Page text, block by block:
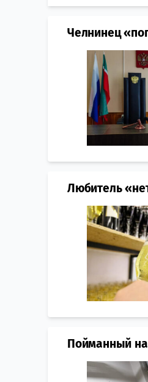
Челнинец
Любитель
Пойманный на